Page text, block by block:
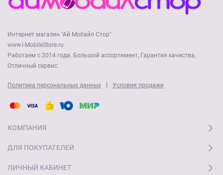
Интернет магазин "Ай Мобайл Стор"
www.i-MobileStore.ru
Работаем с 2014 года. Большой ассортимент, Гарантия качества,
Отличный сервис.
Политика персональных данных | Условия продажи
КОМПАНИЯ
ДЛЯ ПОКУПАТЕЛЕЙ
ЛИЧНЫЙ КАБИНЕТ